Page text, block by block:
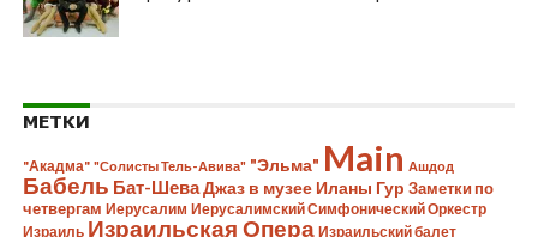
МЕТКИ
"Акадма" "Солисты Тель-Авива" "Эльма" Main Ашдод
Бабель Бат-ШеваДжаз в музее Иланы Гур Заметки по
четвергам Иерусалим Иерусалимский Симфонический Оркестр
Израиль Израильская Опера Израильский балет